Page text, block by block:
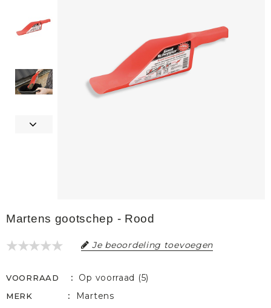
Martens gootschep - Rood
Je beoordeling toevoegen
VOORRAAD Op voorraad (5)
MERK Martens